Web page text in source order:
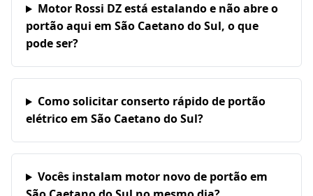
Motor Rossi DZ está estalando e não abre o
portão aqui em São Caetano do Sul, o que
pode ser?
Como solicitar conserto rápido de portão
elétrico em São Caetano do Sul?
Vocês instalam motor novo de portão em